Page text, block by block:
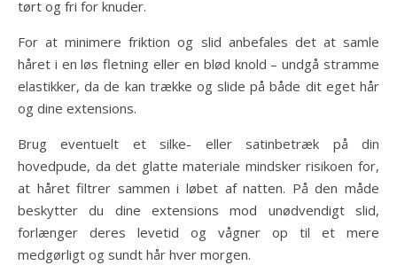
tørt og fri for knuder.
For at minimere friktion og slid anbefales det at samle
håret i en løs fletning eller en blød knold – undgå stramme
elastikker, da de kan trække og slide på både dit eget hår
og dine extensions.
Brug eventuelt et silke- eller satinbetræk på din
hovedpude, da det glatte materiale mindsker risikoen for,
at håret filtrer sammen i løbet af natten. På den måde
beskytter du dine extensions mod unødvendigt slid,
forlænger deres levetid og vågner op til et mere
medgørligt og sundt hår hver morgen.